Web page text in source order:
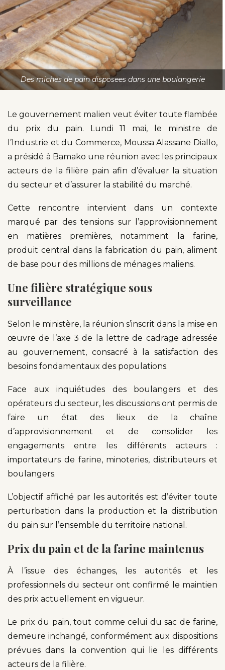
Des miches de pain disposees dans une boulangerie
Le gouvernement malien veut éviter toute flambée
du prix du pain. Lundi 11 mai, le ministre de
l’Industrie et du Commerce, Moussa Alassane Diallo,
a présidé à Bamako une réunion avec les principaux
acteurs de la filière pain afin d’évaluer la situation
du secteur et d’assurer la stabilité du marché.
Cette rencontre intervient dans un contexte
marqué par des tensions sur l’approvisionnement
en matières premières, notamment la farine,
produit central dans la fabrication du pain, aliment
de base pour des millions de ménages maliens.
Une filière stratégique sous
surveillance
Selon le ministère, la réunion s’inscrit dans la mise en
œuvre de l’axe 3 de la lettre de cadrage adressée
au gouvernement, consacré à la satisfaction des
besoins fondamentaux des populations.
Face aux inquiétudes des boulangers et des
opérateurs du secteur, les discussions ont permis de
faire un état des lieux de la chaîne
d’approvisionnement et de consolider les
engagements entre les différents acteurs :
importateurs de farine, minoteries, distributeurs et
boulangers.
L’objectif affiché par les autorités est d’éviter toute
perturbation dans la production et la distribution
du pain sur l’ensemble du territoire national.
Prix du pain et de la farine maintenus
À l’issue des échanges, les autorités et les
professionnels du secteur ont confirmé le maintien
des prix actuellement en vigueur.
Le prix du pain, tout comme celui du sac de farine,
demeure inchangé, conformément aux dispositions
prévues dans la convention qui lie les différents
acteurs de la filière.